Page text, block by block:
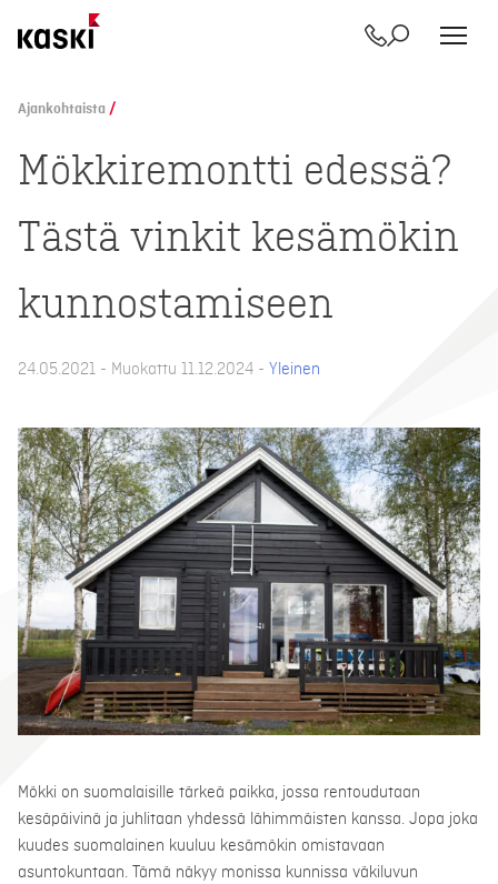
sisältöön
Yhteystiedot
Etsi
Ajankohtaista /
Mökkiremontti edessä?
Tästä vinkit kesämökin
kunnostamiseen
24.05.2021 - Muokattu 11.12.2024 - Yleinen
Mökki on suomalaisille tärkeä paikka, jossa rentoudutaan
kesäpäivinä ja juhlitaan yhdessä lähimmäisten kanssa. Jopa joka
kuudes suomalainen kuuluu kesämökin omistavaan
asuntokuntaan. Tämä näkyy monissa kunnissa väkiluvun